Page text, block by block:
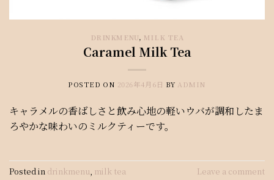
DRINKMENU, MILK TEA
Caramel Milk Tea
POSTED ON 2026年4月6日 BY ADMIN
キャラメルの香ばしさと飲み心地の軽いウバが調和したま
ろやかな味わいのミルクティーです。
Posted in drinkmenu, milk tea Leave a comment